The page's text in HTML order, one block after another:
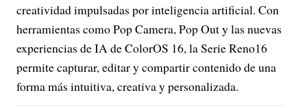
creatividad impulsadas por inteligencia artificial. Con
herramientas como Pop Camera, Pop Out y las nuevas
experiencias de IA de ColorOS 16, la Serie Reno16
permite capturar, editar y compartir contenido de una
forma más intuitiva, creativa y personalizada.